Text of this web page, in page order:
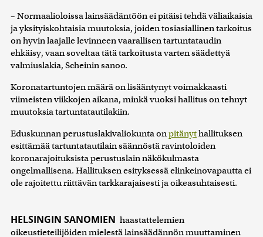
– Normaalioloissa lainsäädäntöön ei pitäisi tehdä väliaikaisia
ja yksityiskohtaisia muutoksia, joiden tosiasiallinen tarkoitus
on hyvin laajalle levinneen vaarallisen tartuntataudin
ehkäisy, vaan soveltaa tätä tarkoitusta varten säädettyä
valmiuslakia, Scheinin sanoo.
Koronatartuntojen määrä on lisääntynyt voimakkaasti
viimeisten viikkojen aikana, minkä vuoksi hallitus on tehnyt
muutoksia tartuntatautilakiin.
Eduskunnan perustuslakivaliokunta onpitänythallituksen
esittämää tartuntatautilain säännöstä ravintoloiden
koronarajoituksista perustuslain näkökulmasta
ongelmallisena. Hallituksen esityksessä elinkeinovapautta ei
ole rajoitettu riittävän tarkkarajaisesti ja oikeasuhtaisesti.
HELSINGIN SANOMIEN haastattelemien
oikeustieteilijöiden mielestä lainsäädännön muuttaminen